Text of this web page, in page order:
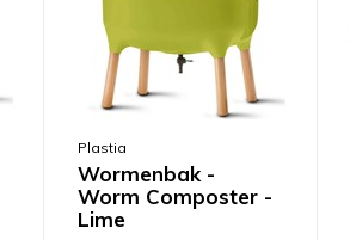
Plastia
Wormenbak -
Worm Composter -
Lime